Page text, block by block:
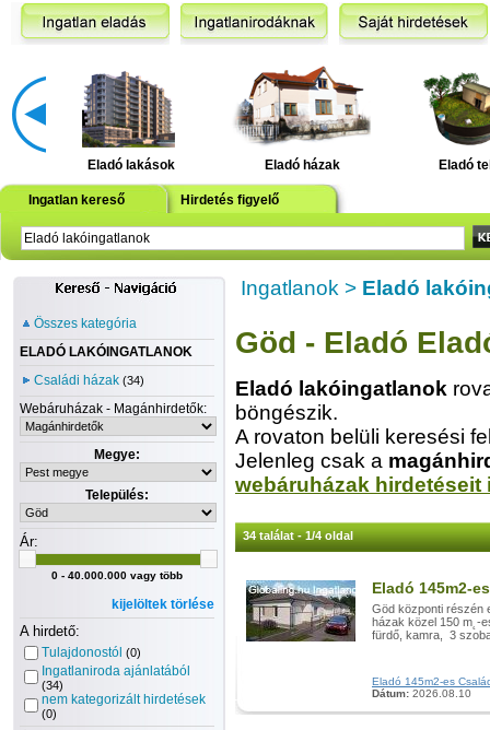
Eladó lakások Eladó házak Eladó
Ingatlan kereső Hirdetés figyelő
Összes kategória
ELADÓ LAKÓINGATLANOK
Családi házak (34)
Webáruházak - Magánhirdetők:
Megye:
Település:
Ár:
0 - 40.000.000 vagy több
kijelöltek törlése
A hirdető:
Tulajdonostól (0)
Ingatlaniroda ajánlatából
(34)
nem kategorizált hirdetések
(0)
Ingatlanok > Eladó
Göd - Eladó
Eladó lakóingatlanok
böngészik.
A rovaton belüli keresési
Jelenleg csak a
webáruházak hirdetéseit
34 találat - 1/4 oldal
Eladó 145m2-
Göd központi részén
házak közel 150 m˛-
fürdő, kamra, 3
Eladó 145m2-es
Dátum: 2026.08.10